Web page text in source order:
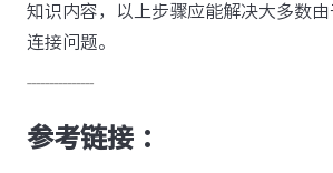
知识内容，以上步骤应能解决大多数
连接问题。
---------------
参考链接 ：